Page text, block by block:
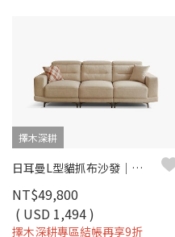
擇木深耕
日耳曼L型貓抓布沙發｜滑軌式坐墊 × 耐磨防潑水 × 可調頭靠枕 – 擇木深耕
NT$49,800
( USD 1,494 )
擇木深耕專區結帳再享9折